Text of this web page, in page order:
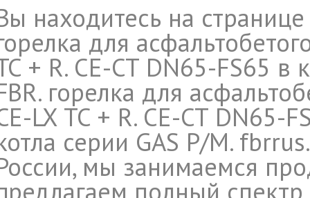
находитесь на
для
+ R. CE-CT DN65-FS65
горелка для
LX TC + R. CE-CT DN65-
серии GAS P/M.
мы занимаемся
полный